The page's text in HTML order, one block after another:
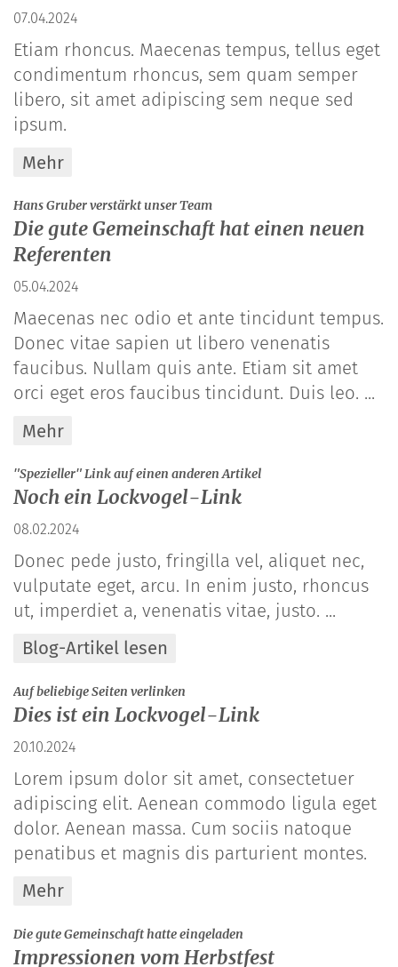
07.04.2024
Etiam rhoncus. Maecenas tempus, tellus eget
condimentum rhoncus, sem quam semper
libero, sit amet adipiscing sem neque sed
ipsum.
Mehr
Hans Gruber verstärkt unser Team:
Die gute Gemeinschaft hat einen neuen
Referenten
05.04.2024
Maecenas nec odio et ante tincidunt tempus.
Donec vitae sapien ut libero venenatis
faucibus. Nullam quis ante. Etiam sit amet
orci eget eros faucibus tincidunt. Duis leo. ...
Mehr
"Spezieller" Link auf einen anderen Artikel:
Noch ein Lockvogel-Link
08.02.2024
Donec pede justo, fringilla vel, aliquet nec,
vulputate eget, arcu. In enim justo, rhoncus
ut, imperdiet a, venenatis vitae, justo. ...
Blog-Artikel lesen
Auf beliebige Seiten verlinken
Dies ist ein Lockvogel-Link
20.10.2024
Lorem ipsum dolor sit amet, consectetuer
adipiscing elit. Aenean commodo ligula eget
dolor. Aenean massa. Cum sociis natoque
penatibus et magnis dis parturient montes.
Mehr
Die gute Gemeinschaft hatte eingeladen
Impressionen vom Herbstfest